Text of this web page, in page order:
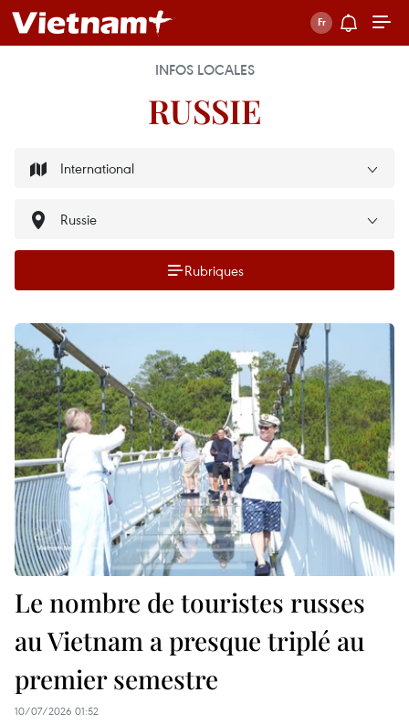
INFOS LOCALES
RUSSIE
Rubriques
Le nombre de touristes russes
au Vietnam a presque triplé au
premier semestre
10/07/2026 01:52